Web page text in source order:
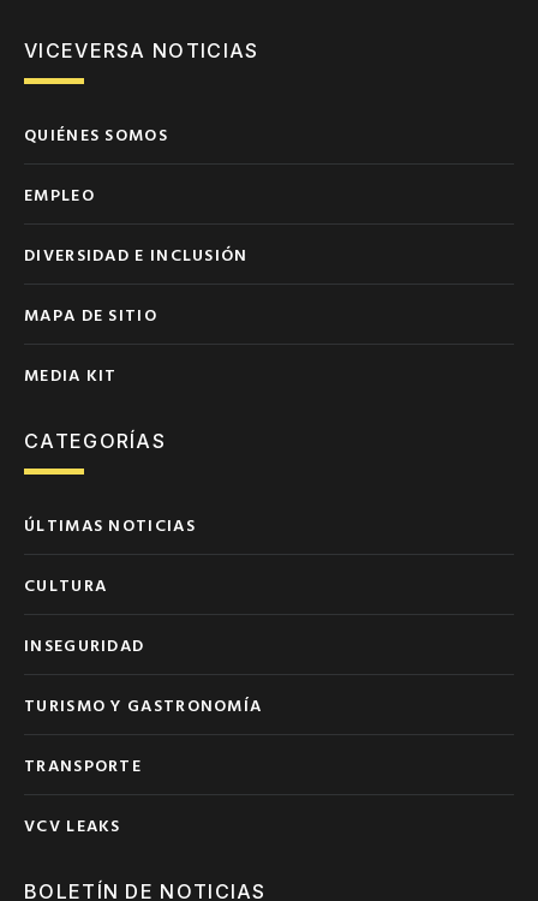
VICEVERSA NOTICIAS
QUIÉNES SOMOS
EMPLEO
DIVERSIDAD E INCLUSIÓN
MAPA DE SITIO
MEDIA KIT
CATEGORÍAS
ÚLTIMAS NOTICIAS
CULTURA
INSEGURIDAD
TURISMO Y GASTRONOMÍA
TRANSPORTE
VCV LEAKS
BOLETÍN DE NOTICIAS